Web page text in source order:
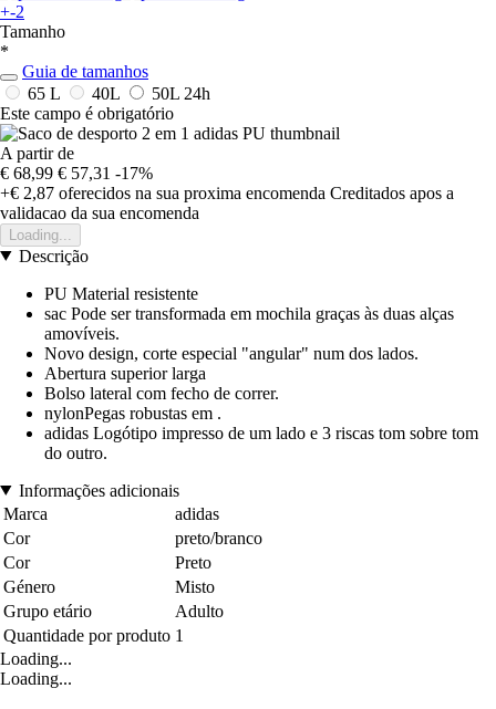
+-2
Tamanho
*
Guia de tamanhos
65 L
40L 50L 24h
Este campo é obrigatório
A partir de
€ 68,99 € 57,31 -17%
+€ 2,87 oferecidos na sua proxima encomenda Creditados apos a
validacao da sua encomenda
Loading...
Descrição
PU Material resistente
sac Pode ser transformada em mochila graças às duas alças
amovíveis.
Novo design, corte especial "angular" num dos lados.
Abertura superior larga
Bolso lateral com fecho de correr.
nylonPegas robustas em .
adidas Logótipo impresso de um lado e 3 riscas tom sobre tom
do outro.
Informações adicionais
Marca
adidas
Cor
preto/branco
Cor
Preto
Género
Misto
Grupo etário
Adulto
Quantidade por produto 1
Loading...
Loading...